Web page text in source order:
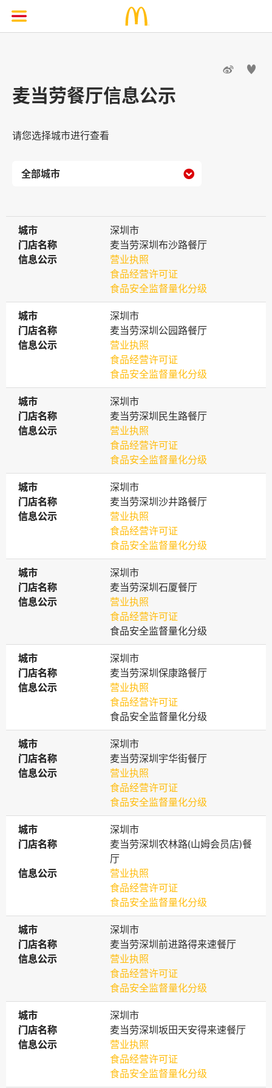
 
麦当劳餐厅信息公示
请您选择城市进行查看

城市
城市
深圳市
门店名称
门店名称
麦当劳深圳布沙路餐厅
信息公示
信息公示
营业执照
食品经营许可证
食品安全监督量化分级
城市
城市
深圳市
门店名称
门店名称
麦当劳深圳公园路餐厅
信息公示
信息公示
营业执照
食品经营许可证
食品安全监督量化分级
城市
城市
深圳市
门店名称
门店名称
麦当劳深圳民生路餐厅
信息公示
信息公示
营业执照
食品经营许可证
食品安全监督量化分级
城市
城市
深圳市
门店名称
门店名称
麦当劳深圳沙井路餐厅
信息公示
信息公示
营业执照
食品经营许可证
食品安全监督量化分级
城市
城市
深圳市
门店名称
门店名称
麦当劳深圳石厦餐厅
信息公示
信息公示
营业执照
食品经营许可证
食品安全监督量化分级
城市
城市
深圳市
门店名称
门店名称
麦当劳深圳保康路餐厅
信息公示
信息公示
营业执照
食品经营许可证
食品安全监督量化分级
城市
城市
深圳市
门店名称
门店名称
麦当劳深圳宇华街餐厅
信息公示
信息公示
营业执照
食品经营许可证
食品安全监督量化分级
城市
城市
深圳市
门店名称
门店名称
麦当劳深圳农林路(山姆会员店)餐
厅
信息公示
信息公示
营业执照
食品经营许可证
食品安全监督量化分级
城市
城市
深圳市
门店名称
门店名称
麦当劳深圳前进路得来速餐厅
信息公示
信息公示
营业执照
食品经营许可证
食品安全监督量化分级
城市
城市
深圳市
门店名称
门店名称
麦当劳深圳坂田天安得来速餐厅
信息公示
信息公示
营业执照
食品经营许可证
食品安全监督量化分级